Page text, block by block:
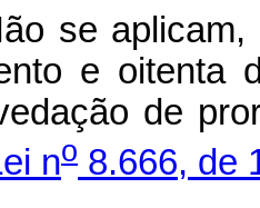
se aplicam,
e oitenta
de
no 8.666, de